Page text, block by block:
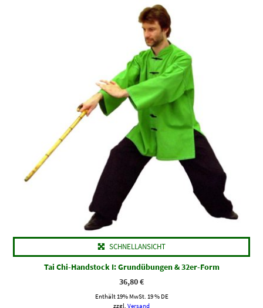
SCHNELLANSICHT
Tai Chi-Handstock I: Grundübungen & 32er-Form
36,80€
Enthält 19% MwSt. 19 % DE
zzgl. Versand